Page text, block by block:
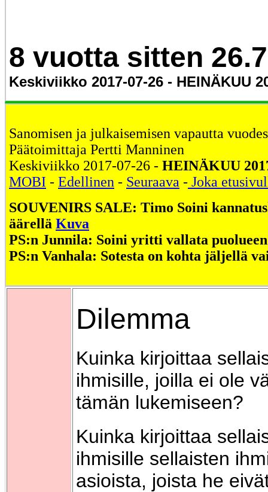
8 vuotta sitten
Keskiviikko 2017-07-26 - HEINÄKUU
Sanomisen ja julkaisemisen vapautta
Päätoimittaja Pertti Manninen
Keskiviikko 2017-07-26 - HEINÄKUU
MOBI - Edellinen - Seuraava - Joka
SOUVENIRS SALE: Timo Soini
äärellä Kuva
PS:n Junnila: Soini yritti vallata
PS:n Vanhala: Sotesta on kohta jäljellä
Dilemma
Kuinka kirjoittaa
ihmisille, joilla ei ole
tämän lukemiseen?
Kuinka kirjoittaa
ihmisille sellaisten
asioista, joista he